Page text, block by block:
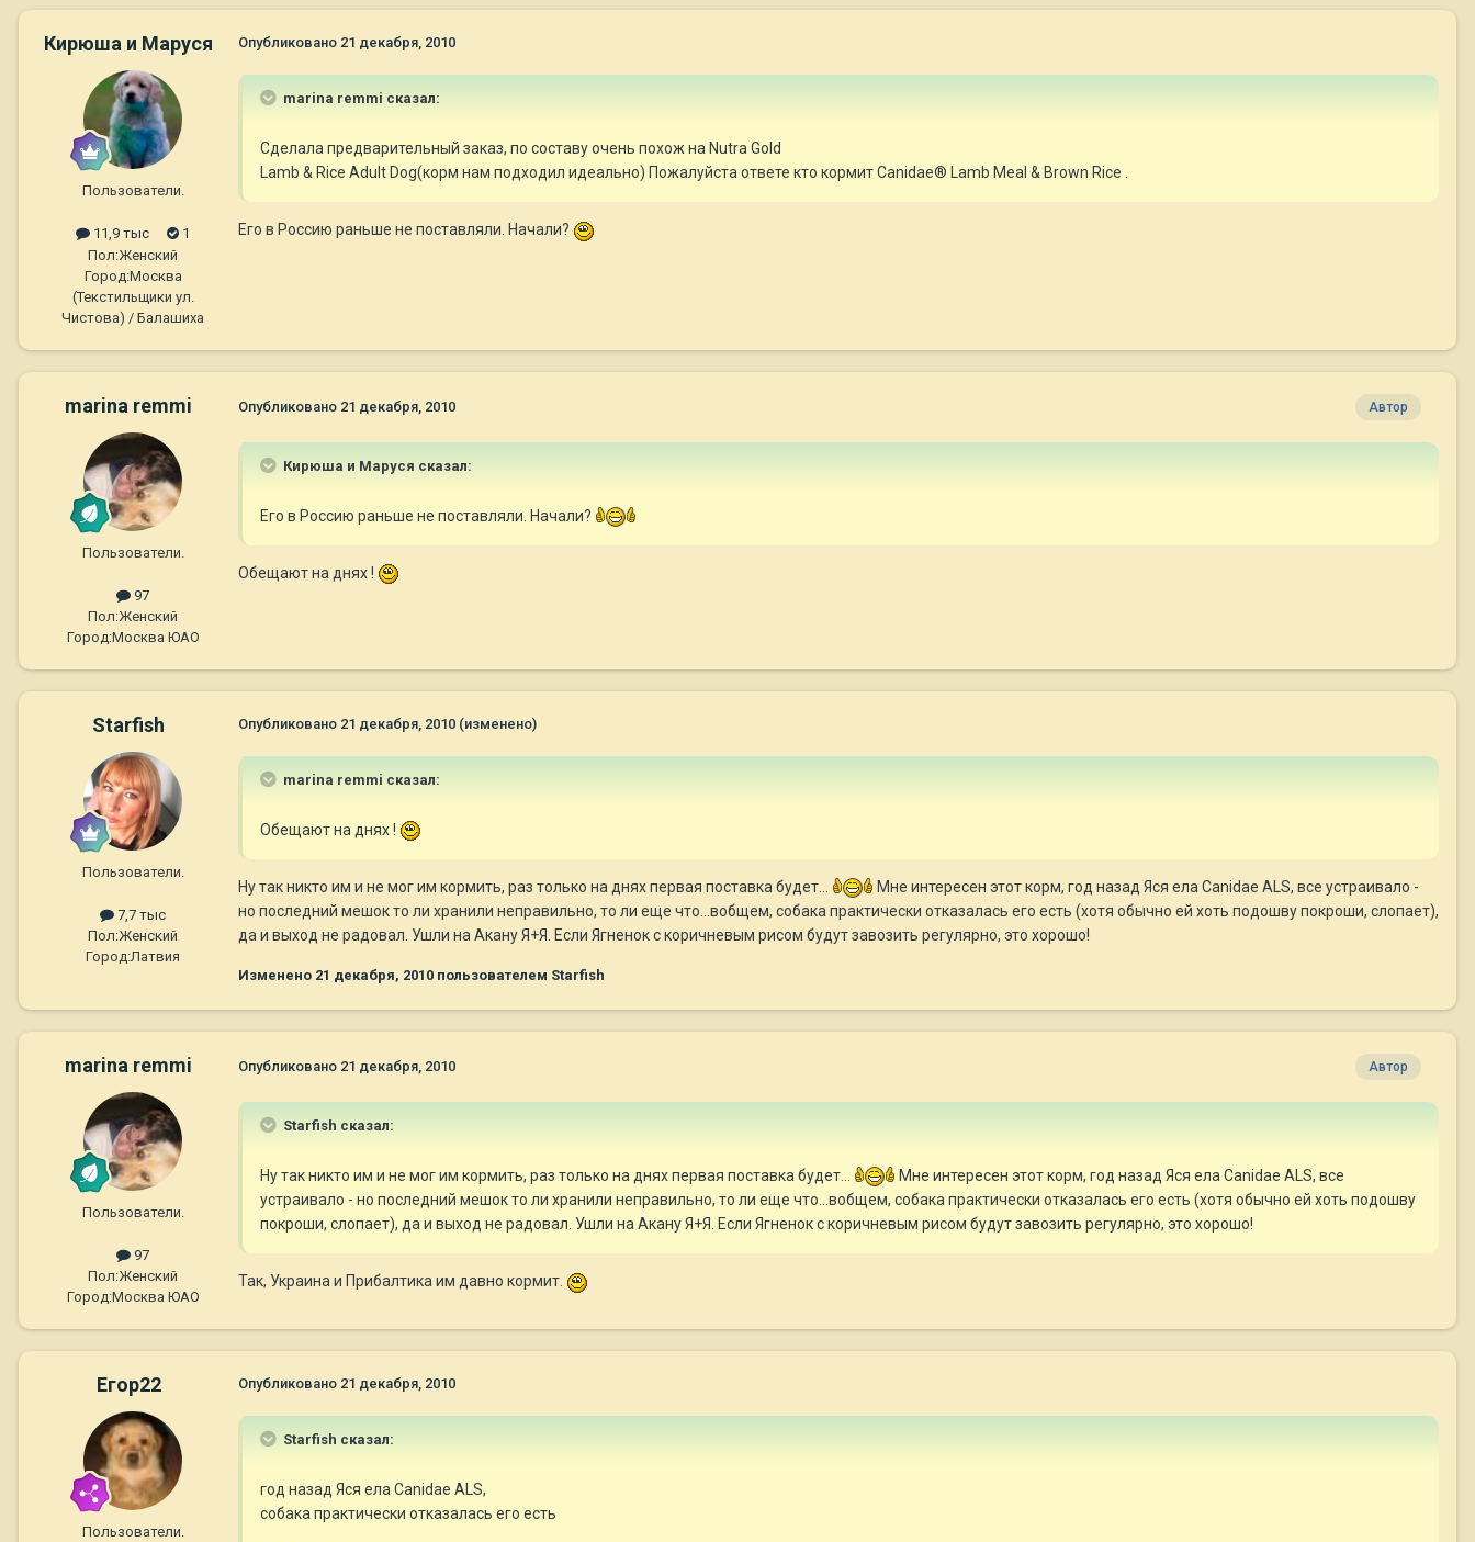
Кирюша и Маруся
Пользователи.
11,9 тыс
1
Пол:Женский
Город:Москва
(Текстильщики ул.
Чистова) / Балашиха
Опубликовано 21 декабря, 2010
marina remmi сказал:
Сделала предварительный заказ, по составу очень похож на Nutra Gold
Lamb & Rice Adult Dog(корм нам подходил идеально) Пожалуйста ответе кто кормит Canidae® Lamb Meal & Brown Rice .
Его в Россию раньше не поставляли. Начали?
marina remmi
Пользователи.
97
Пол:Женский
Город:Москва ЮАО
Автор
Опубликовано 21 декабря, 2010
Кирюша и Маруся сказал:
Его в Россию раньше не поставляли. Начали?
Обещают на днях !
Starfish
Пользователи.
7,7 тыс
Пол:Женский
Город:Латвия
Опубликовано 21 декабря, 2010 (изменено)
marina remmi сказал:
Обещают на днях !
Ну так никто им и не мог им кормить, раз только на днях первая поставка будет...
Мне интересен этот корм, год назад Яся ела Canidae ALS, все устраивало -
но последний мешок то ли хранили неправильно, то ли еще что...вобщем, собака практически отказалась его есть (хотя обычно ей хоть подошву покроши, слопает),
да и выход не радовал. Ушли на Акану Я+Я. Если Ягненок с коричневым рисом будут завозить регулярно, это хорошо!
Изменено 21 декабря, 2010 пользователем Starfish
marina remmi
Пользователи.
97
Пол:Женский
Город:Москва ЮАО
Автор
Опубликовано 21 декабря, 2010
Starfish сказал:
Ну так никто им и не мог им кормить, раз только на днях первая поставка будет...
Мне интересен этот корм, год назад Яся ела Canidae ALS, все
устраивало - но последний мешок то ли хранили неправильно, то ли еще что...вобщем, собака практически отказалась его есть (хотя обычно ей хоть подошву
покроши, слопает), да и выход не радовал. Ушли на Акану Я+Я. Если Ягненок с коричневым рисом будут завозить регулярно, это хорошо!
Так, Украина и Прибалтика им давно кормит.
Егор22
Пользователи.
Опубликовано 21 декабря, 2010
Starfish сказал:
год назад Яся ела Canidae ALS,
собака практически отказалась его есть